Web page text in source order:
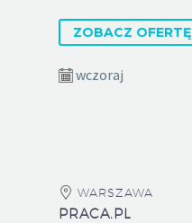
ZOBACZ OFERTĘ
wczoraj
WARSZAWA
PRACA.PL